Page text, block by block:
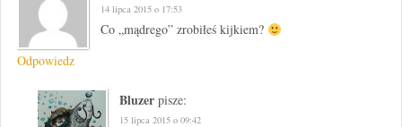
14 lipca 2015 o 17:53
Co „mądrego” zrobiłeś kijkiem?
Odpowiedz
Bluzer pisze:
15 lipca 2015 o 09:42